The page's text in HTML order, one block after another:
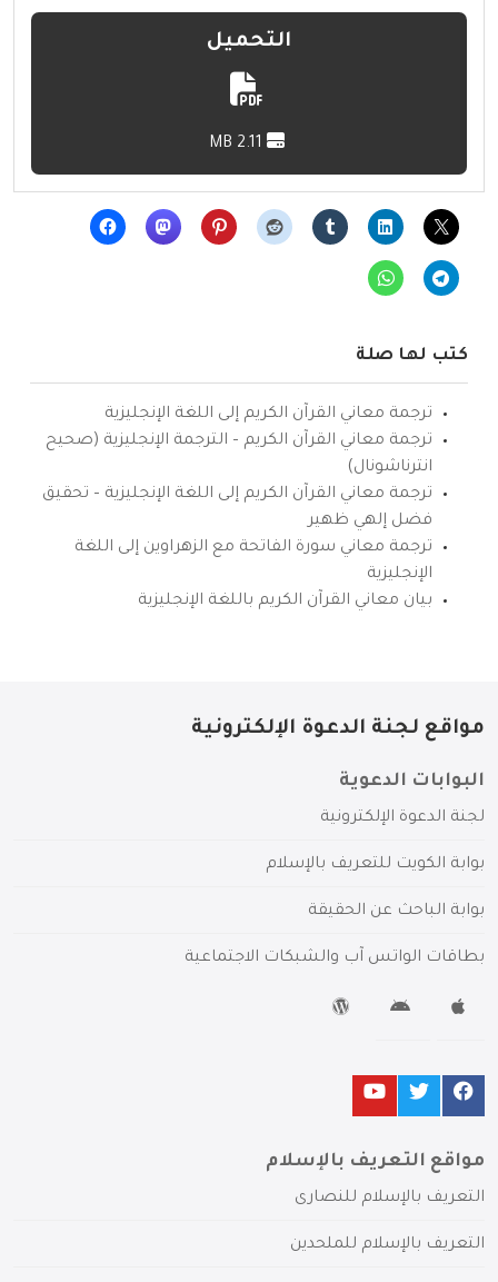
التحميل
كتب لها صلة
ترجمة معاني القرآن الكريم إلى اللغة الإنجليزية
ترجمة معاني القرآن الكريم – الترجمة الإنجليزية (صحيح
انترناشونال)
ترجمة معاني القرآن الكريم إلى اللغة الإنجليزية – تحقيق
فضل إلهي ظهير
ترجمة معاني سورة الفاتحة مع الزهراوين إلى اللغة
الإنجليزية
بيان معاني القرآن الكريم باللغة الإنجليزية
مواقع لجنة الدعوة الإلكترونية
البوابات الدعوية
لجنة الدعوة الإلكترونية
بوابة الكويت للتعريف بالإسلام
بوابة الباحث عن الحقيقة
بطاقات الواتس آب والشبكات الاجتماعية
مواقع التعريف بالإسلام
التعريف بالإسلام للنصارى
التعريف بالإسلام للملحدين